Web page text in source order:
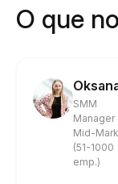
O que
SMM
Manager
Mid-
(51-1000
emp.)